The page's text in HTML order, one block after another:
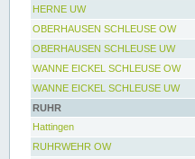
HERNE UW
OBERHAUSEN SCHLEUSE OW
OBERHAUSEN SCHLEUSE UW
WANNE EICKEL SCHLEUSE OW
WANNE EICKEL SCHLEUSE UW
RUHR
Hattingen
RUHRWEHR OW